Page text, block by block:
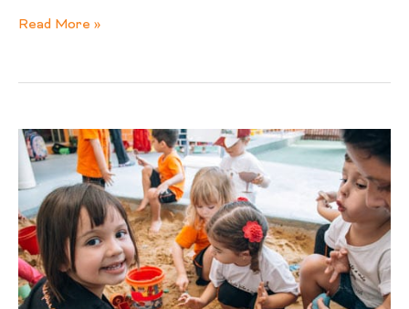
Read More »
Educação
Infantil
no
Colégio
Innovativo
em
Londrina
PR